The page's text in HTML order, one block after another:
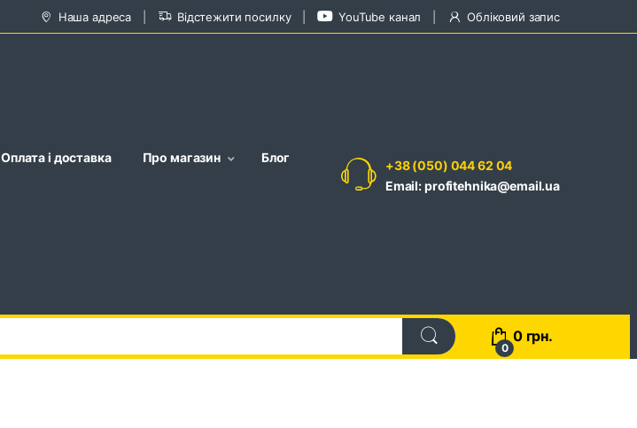
Наша адреса Відстежити посилку YouTube канал Обліковий запис
Оплата і доставка Про магазин Блог
+38 (050) 044 62 04
Email: profitehnika@email.ua
0
0 грн.